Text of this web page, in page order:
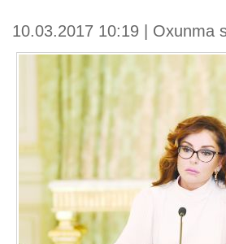
10.03.2017 10:19 | Oxunma